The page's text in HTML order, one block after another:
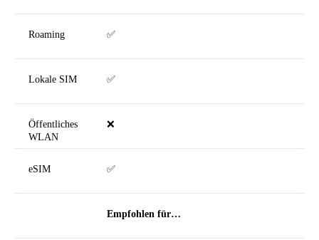
Roaming ✅
Lokale SIM ✅
Öffentliches
WLAN
❌
eSIM ✅
Empfohlen für…